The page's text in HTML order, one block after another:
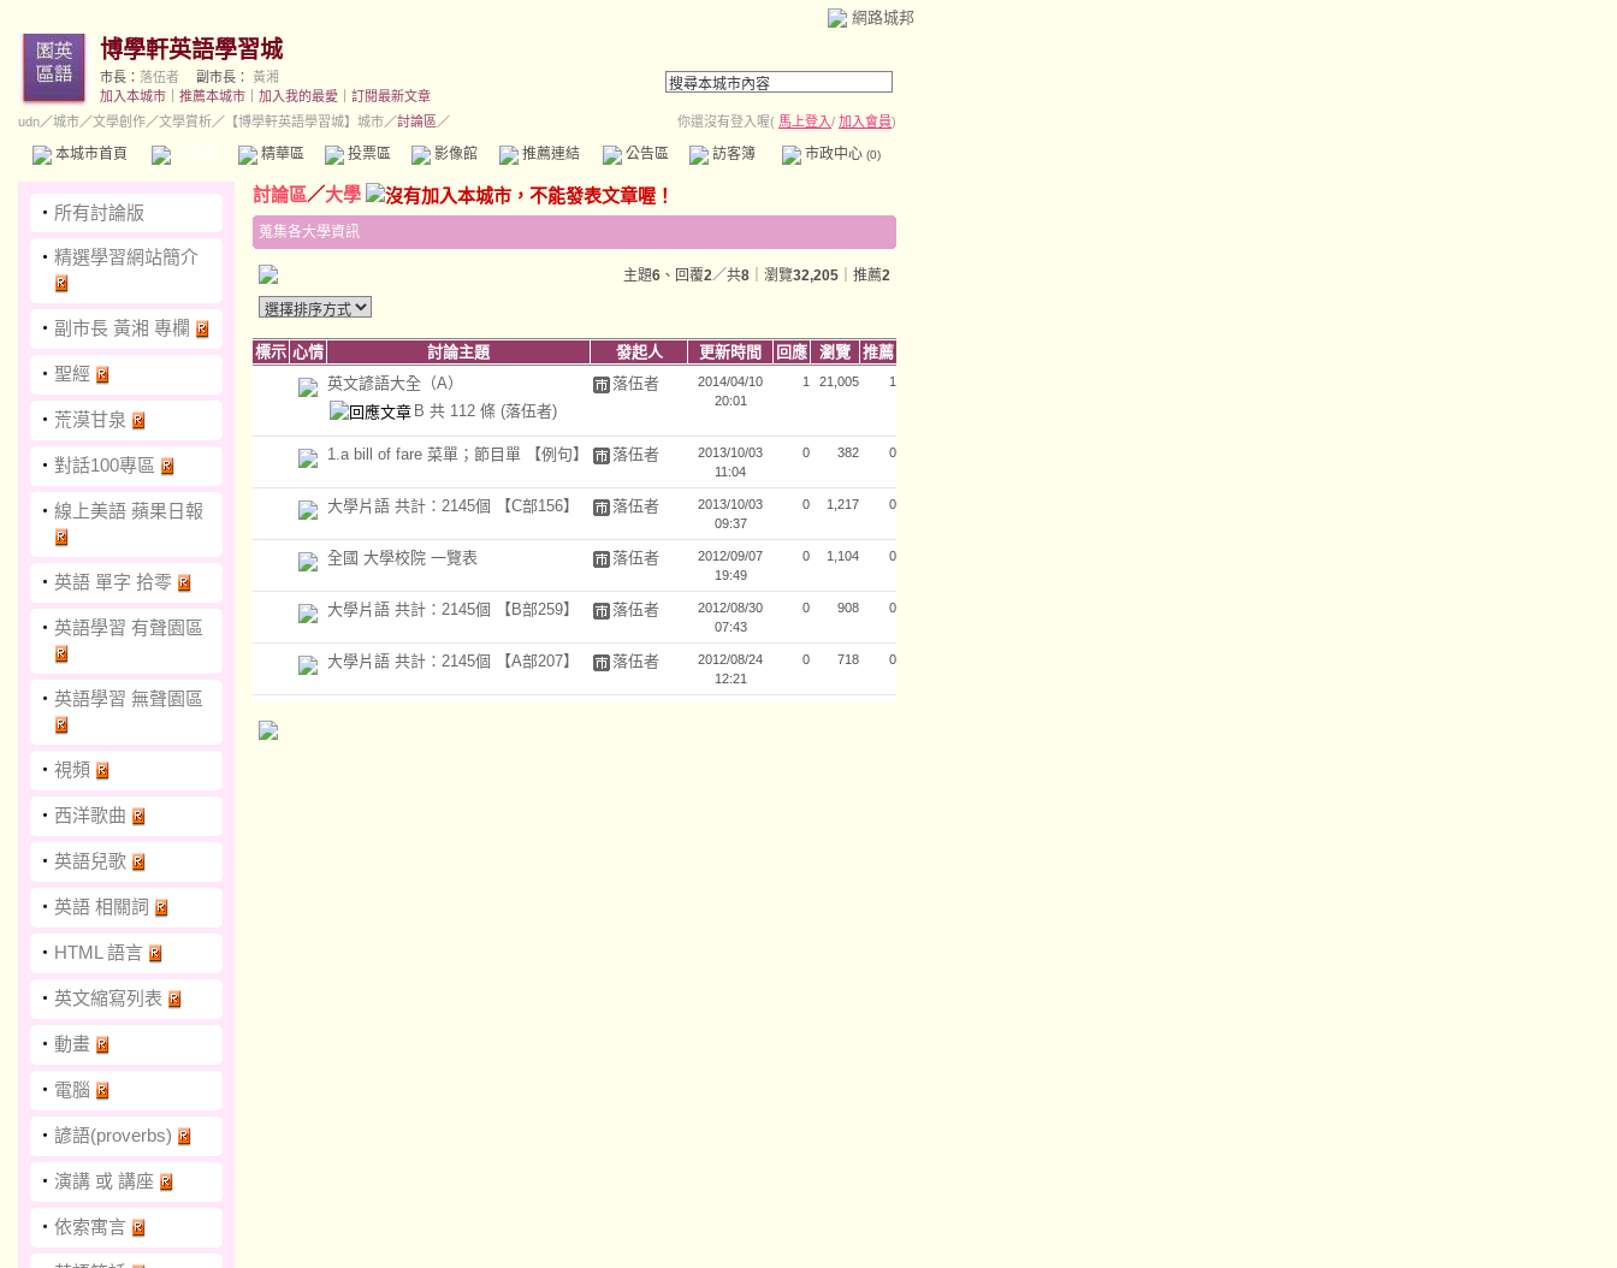
網路城邦
博學軒英語學習城
市長： 落伍者 副市長：
黃湘
加入本城市
推薦本城市 加入我的最愛
訂閱最新文章
udn／城市／文學創作／文學賞析／ 【博學軒英語學習城】城市／討論區／ 你還沒有登入喔( 馬上登入/ 加入會員)
本城市首頁 精華區 投票區 影像館 推薦連結 公告區 訪客簿 市政中心 (0)
‧ 所有討論版
‧ 精選學習網站簡介
‧ 副市長 黃湘 專欄
‧ 聖經
‧ 荒漠甘泉
‧ 對話100專區
‧ 線上美語 蘋果日報
‧ 英語 單字 拾零
‧ 英語學習 有聲園區
‧ 英語學習 無聲園區
‧ 視頻
‧ 西洋歌曲
‧ 英語兒歌
‧ 英語 相關詞
‧ HTML 語言
‧ 英文縮寫列表
‧ 動畫
‧ 電腦
‧ 諺語(proverbs)
‧ 演講 或 講座
‧ 依索寓言
討論區／大學
蒐集各大學資訊
主題6 、回覆2／共8 ｜瀏覽32,205 ｜推薦2
標示 心情 討論主題 發起人 更新時間 回應 瀏覽
推薦
英文諺語大全（A）
B 共 112 條 (落伍者)
落伍者
2014/04/10
20:01
1 21,005 1
1.a bill of fare 菜單；節目單 【例句】 落伍者
2013/10/03
11:04
0 382 0
大學片語 共計：2145個 【C部156】 落伍者
2013/10/03
09:37
0 1,217 0
全國 大學校院 一覽表 落伍者
2012/09/07
19:49
0 1,104 0
大學片語 共計：2145個 【B部259】 落伍者
2012/08/30
07:43
0 908 0
大學片語 共計：2145個 【A部207】 落伍者
2012/08/24
12:21
0 718 0